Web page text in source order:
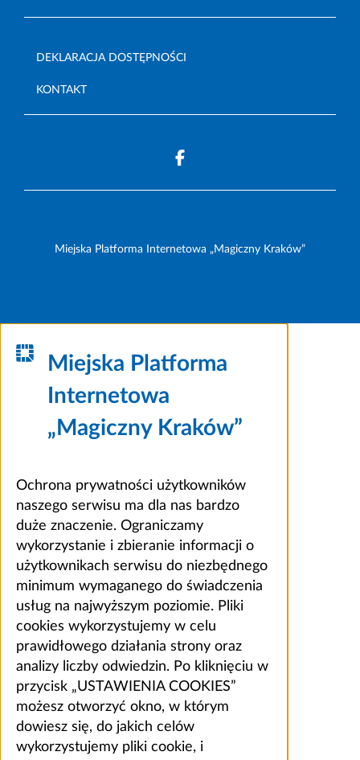
DEKLARACJA DOSTĘPNOŚCI
KONTAKT
Miejska Platforma Internetowa „Magiczny Kraków”
Miejska Platforma
Internetowa
„Magiczny Kraków”
Ochrona prywatności użytkowników
naszego serwisu ma dla nas bardzo
duże znaczenie. Ograniczamy
wykorzystanie i zbieranie informacji o
użytkownikach serwisu do niezbędnego
minimum wymaganego do świadczenia
usług na najwyższym poziomie. Pliki
cookies wykorzystujemy w celu
prawidłowego działania strony oraz
analizy liczby odwiedzin. Po kliknięciu w
przycisk „USTAWIENIA COOKIES”
możesz otworzyć okno, w którym
dowiesz się, do jakich celów
wykorzystujemy pliki cookie, i